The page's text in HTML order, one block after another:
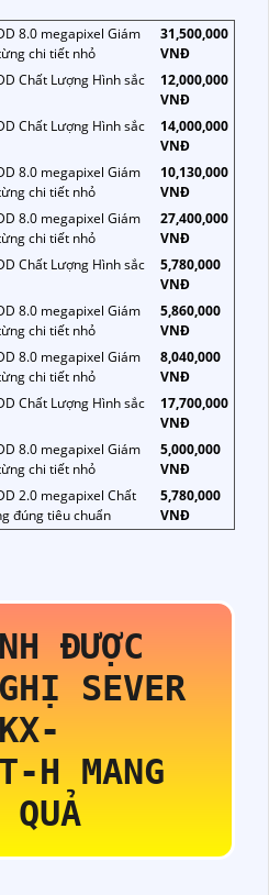
8.0 megapixel Giám
chi tiết nhỏ
31,500,000
VNĐ
Chất Lượng Hình sắc
12,000,000
VNĐ
Chất Lượng Hình sắc
14,000,000
VNĐ
8.0 megapixel Giám
chi tiết nhỏ
10,130,000
VNĐ
8.0 megapixel Giám
chi tiết nhỏ
27,400,000
VNĐ
Chất Lượng Hình sắc
5,780,000
VNĐ
8.0 megapixel Giám
chi tiết nhỏ
5,860,000
VNĐ
8.0 megapixel Giám
chi tiết nhỏ
8,040,000
VNĐ
Chất Lượng Hình sắc
17,700,000
VNĐ
8.0 megapixel Giám
chi tiết nhỏ
5,000,000
VNĐ
2.0 megapixel Chất
đúng tiêu chuẩn
5,780,000
VNĐ
ĐƯỢC
SEVER
KX-
H MANG